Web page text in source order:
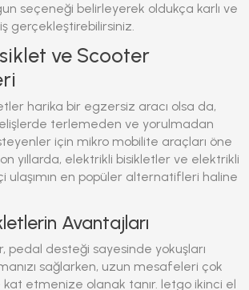
seçeneği belirleyerek oldukça karlı ve
gerçekleştirebilirsiniz.
ve Scooter
harika bir egzersiz aracı olsa da,
terlemeden ve yorulmadan
için mikro mobilite araçları öne
yıllarda, elektrikli bisikletler ve elektrikli
ulaşımın en popüler alternatifleri haline
Avantajları
pedal desteği sayesinde yokuşları
sağlarken, uzun mesafeleri çok
kat etmenize olanak tanır. letgo ikinci el